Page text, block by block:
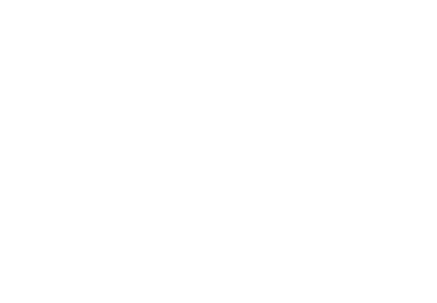
Personalmanagement: Von
Ordnung zur KI-fähigen